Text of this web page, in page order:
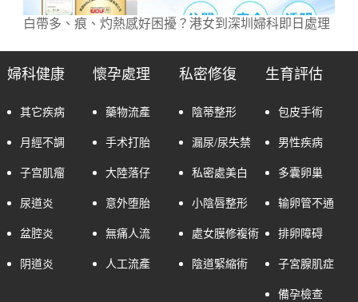
白帶多、痕、灼熱感好困擾？港女到深圳婦科即日處理
婦科健康
其它疾病
月經不調
子宫肌瘤
尿道炎
盆腔炎
阴道炎
懷孕處理
藥物流產
手术打胎
大陸落仔
意外堕胎
無痛人流
人工流產
私密修復
陰蒂整形
漏尿/尿失禁
私密處美白
小陰唇整形
處女膜修複術
陰道緊縮術
生育評估
包皮手術
男性疾病
多囊卵巢
输卵管不通
排卵障碍
子宮腺肌症
備孕檢查